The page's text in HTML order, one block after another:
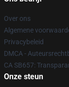
Over ons
Algemene
Privacybeleid
DMCA -
CA SB657:
Onze steun